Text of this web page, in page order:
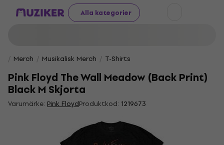
Alla kategorier
Merch Musikalisk Merch T-Shirts
Pink Floyd The Wall Meadow (Back Print)
Black M Skjorta
Varumärke: Pink FloydProduktkod: 1219673